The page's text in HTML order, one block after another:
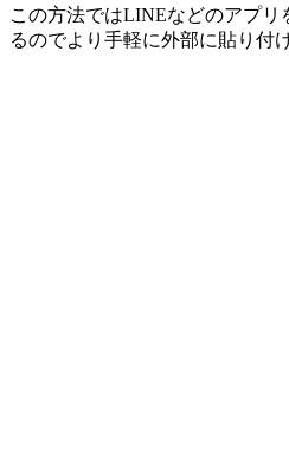
この方法ではLINEなどのアプリ
るのでより手軽に外部に貼り付